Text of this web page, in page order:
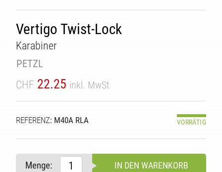
Vertigo Twist-Lock
Karabiner
PETZL
CHF 22.25 inkl. MwSt
REFERENZ: M40A RLA VORRÄTIG
Menge: IN DEN WARENKORB